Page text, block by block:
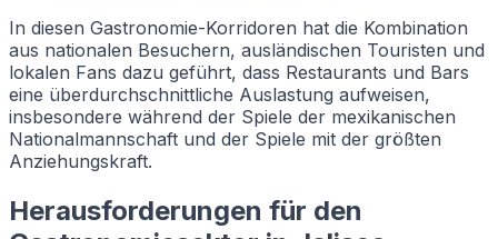
In diesen Gastronomie-Korridoren hat die Kombination
aus nationalen Besuchern, ausländischen Touristen und
lokalen Fans dazu geführt, dass Restaurants und Bars
eine überdurchschnittliche Auslastung aufweisen,
insbesondere während der Spiele der mexikanischen
Nationalmannschaft und der Spiele mit der größten
Anziehungskraft.
Herausforderungen für den